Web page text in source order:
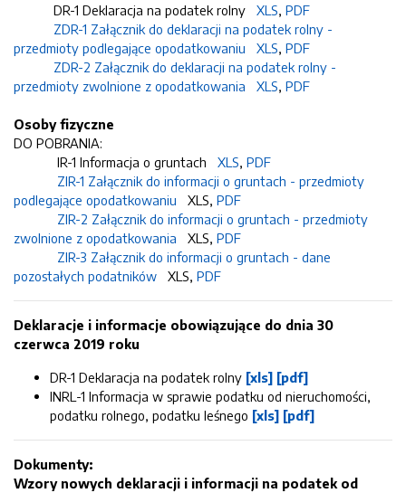
DR-1 Deklaracja na podatek rolny XLS, PDF
ZDR-1 Załącznik do deklaracji na podatek rolny -
przedmioty podlegające opodatkowaniu
XLS, PDF
ZDR-2 Załącznik do deklaracji na podatek rolny -
przedmioty zwolnione z opodatkowania
XLS, PDF
Osoby fizyczne
DO POBRANIA:
IR-1 Informacja o gruntach XLS, PDF
ZIR-1 Załącznik do informacji o gruntach - przedmioty
podlegające opodatkowaniu XLS, PDF
ZIR-2 Załącznik do informacji o gruntach - przedmioty
zwolnione z opodatkowania XLS, PDF
ZIR-3 Załącznik do informacji o gruntach - dane
pozostałych podatników XLS, PDF
Deklaracje i informacje obowiązujące do dnia 30
czerwca 2019 roku
DR-1 Deklaracja na podatek rolny [xls] [pdf]
INRL-1 Informacja w sprawie podatku od nieruchomości,
podatku rolnego, podatku leśnego [xls] [pdf]
Dokumenty:
Wzory nowych deklaracji i informacji na podatek od